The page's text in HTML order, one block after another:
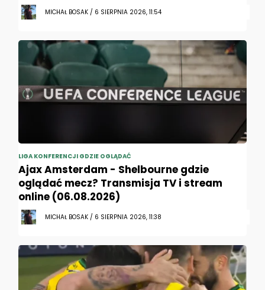
MICHAŁ BOSAK / 6 SIERPNIA 2026, 11:54
LIGA KONFERENCJI GDZIE OGLĄDAĆ
Ajax Amsterdam - Shelbourne gdzie
oglądać mecz? Transmisja TV i stream
online (06.08.2026)
MICHAŁ BOSAK / 6 SIERPNIA 2026, 11:38